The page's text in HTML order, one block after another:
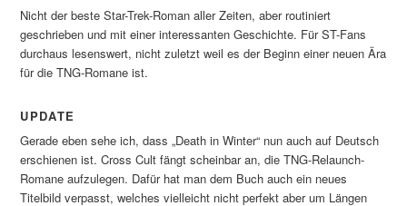
Nicht der beste Star-Trek-Roman aller Zeiten, aber routiniert
geschrieben und mit einer interessanten Geschichte. Für ST-Fans
durchaus lesenswert, nicht zuletzt weil es der Beginn einer neuen Ära
für die TNG-Romane ist.
UPDATE
Gerade eben sehe ich, dass „Death in Winter“ nun auch auf Deutsch
erschienen ist. Cross Cult fängt scheinbar an, die TNG-Relaunch-
Romane aufzulegen. Dafür hat man dem Buch auch ein neues
Titelbild verpasst, welches vielleicht nicht perfekt aber um Längen